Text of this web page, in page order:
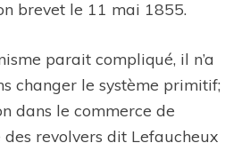
brevet le 11 mai 1855.
parait compliqué, il n’a
changer le système primitif;
dans le commerce de
des revolvers dit Lefaucheux